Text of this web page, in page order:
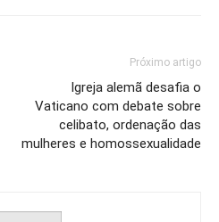
Próximo artigo
Igreja alemã desafia o
Vaticano com debate sobre
celibato, ordenação das
mulheres e homossexualidade